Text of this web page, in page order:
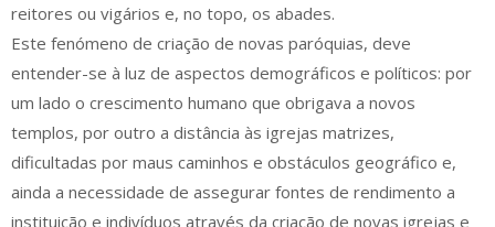
reitores ou vigários e, no topo, os abades.
Este fenómeno de criação de novas paróquias, deve
entender-se à luz de aspectos demográficos e políticos: por
um lado o crescimento humano que obrigava a novos
templos, por outro a distância às igrejas matrizes,
dificultadas por maus caminhos e obstáculos geográfico e,
ainda a necessidade de assegurar fontes de rendimento a
instituição e indivíduos através da criação de novas igrejas e